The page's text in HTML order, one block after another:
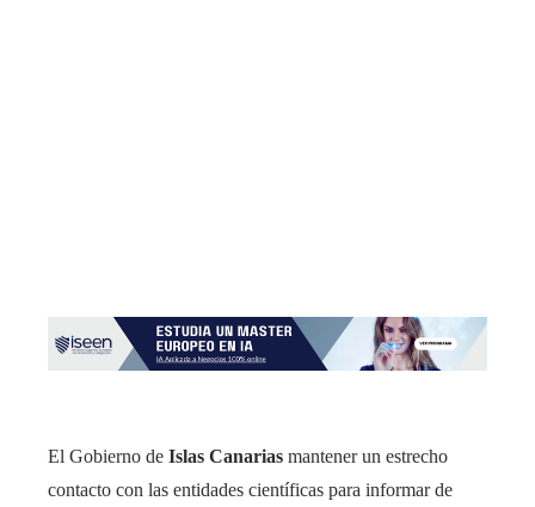
El Gobierno de Islas Canarias mantener un estrecho
contacto con las entidades científicas para informar de